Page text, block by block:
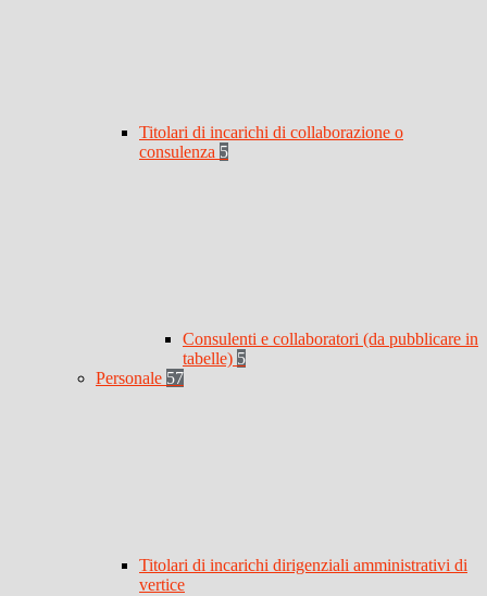
Titolari di incarichi di collaborazione o
consulenza 5
Consulenti e collaboratori (da pubblicare in
tabelle) 5
Personale 57
Titolari di incarichi dirigenziali amministrativi di
vertice